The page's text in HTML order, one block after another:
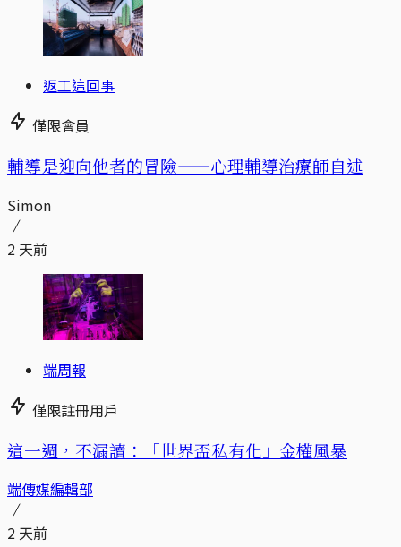
返工這回事
僅限會員
輔導是迎向他者的冒險——心理輔導治療師自述
Simon
2 天前
端周報
僅限註冊用戶
這一週，不漏讀：「世界盃私有化」金權風暴
端傳媒編輯部
2 天前